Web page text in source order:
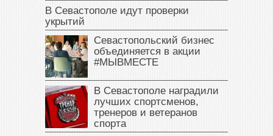
В Севастополе идут проверки
укрытий
Севастопольский бизнес
объединяется в акции
#МЫВМЕСТЕ
В Севастополе наградили
лучших спортсменов,
тренеров и ветеранов
спорта